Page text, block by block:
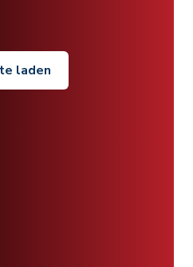
laden